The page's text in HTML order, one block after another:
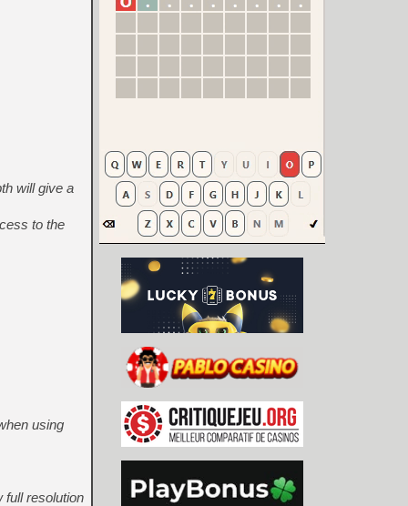
will give a
to the
using
full resolution